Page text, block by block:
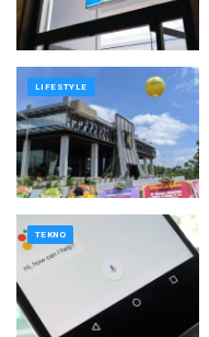
LIFESTYLE
TEKNO